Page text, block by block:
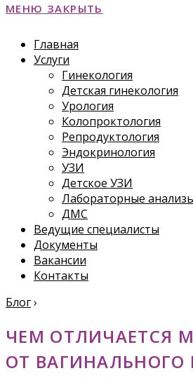
МЕНЮ ЗАКРЫТЬ
Главная
Услуги
Гинекология
Детская гинекология
Урология
Колопроктология
Репродуктология
Эндокринология
УЗИ
Детское УЗИ
Лабораторные
ДМС
Ведущие специалисты
Документы
Вакансии
Контакты
Блог›
ЧЕМ ОТЛИЧАЕТСЯ
ОТ